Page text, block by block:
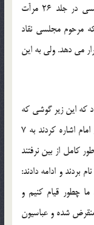
این روایت در کافی آمده جلد هشتم، مرحوم مجلسی در جلد 26 مرآت
مرحوم مجلسی نقاد
می دهد. ولی به این
که این زیر گوشی که
به همه می گفتند، نوعی اعتراض به امام بود. بعدش امام اشاره کردند به 7
کامل از بین نرفتند
نیز تازه شکل گرفته و 7 نفر را نام بردند و ادامه دادند:
چطور قیام کنیم و
شده و عباسیون